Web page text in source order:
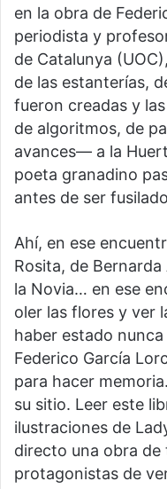
en la obra de
periodista y
de Catalunya
de las estanterías,
fueron creadas y
de algoritmos, de
avances— a la
poeta granadino
antes de ser
Ahí, en ese
Rosita, de Bernarda
la Novia… en ese
oler las flores y ver
haber estado
Federico García
para hacer
su sitio. Leer este
ilustraciones de
directo una obra de
protagonistas de